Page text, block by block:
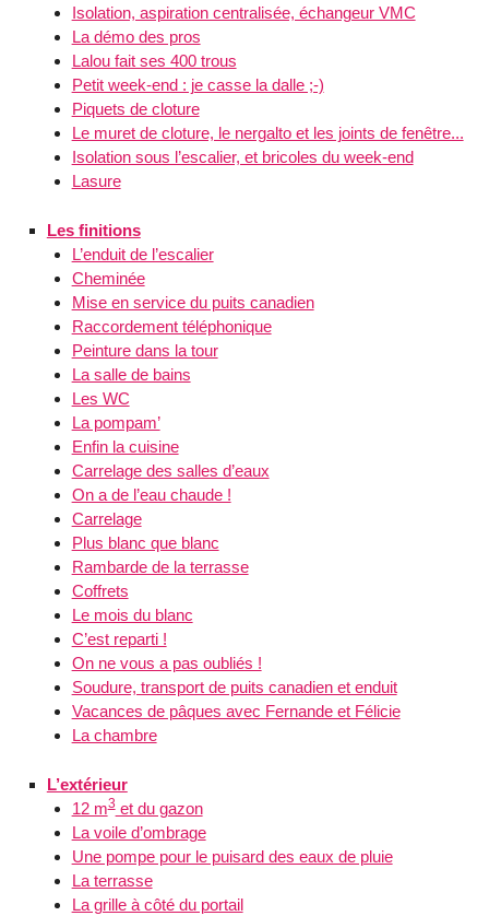
Isolation, aspiration centralisée, échangeur VMC
La démo des pros
Lalou fait ses 400 trous
Petit week-end : je casse la dalle ;-)
Piquets de cloture
Le muret de cloture, le nergalto et les joints de fenêtre...
Isolation sous l’escalier, et bricoles du week-end
Lasure
Les finitions
L’enduit de l’escalier
Cheminée
Mise en service du puits canadien
Raccordement téléphonique
Peinture dans la tour
La salle de bains
Les WC
La pompam’
Enfin la cuisine
Carrelage des salles d’eaux
On a de l’eau chaude !
Carrelage
Plus blanc que blanc
Rambarde de la terrasse
Coffrets
Le mois du blanc
C’est reparti !
On ne vous a pas oubliés !
Soudure, transport de puits canadien et enduit
Vacances de pâques avec Fernande et Félicie
La chambre
L’extérieur
12 m3et du gazon
La voile d’ombrage
Une pompe pour le puisard des eaux de pluie
La terrasse
La grille à côté du portail